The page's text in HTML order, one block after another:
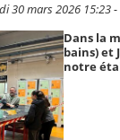
30 mars 2026 15:23
Dans la
bains) et
notre